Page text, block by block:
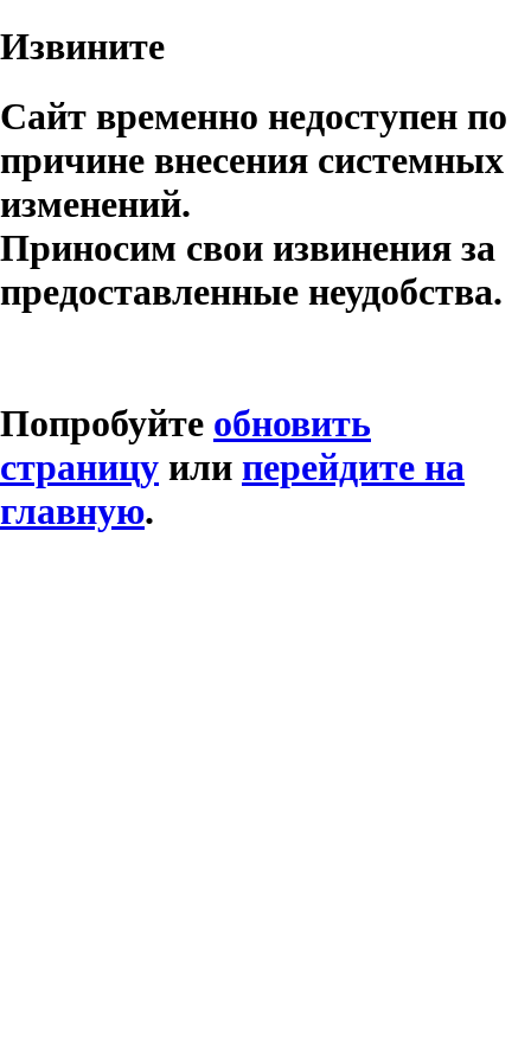
Извините
Сайт временно недоступен по
причине внесения системных
изменений.
Приносим свои извинения за
предоставленные неудобства.
Попробуйте обновить
страницу или перейдите на
главную.